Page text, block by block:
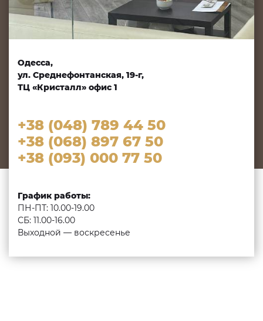
Одесса,
ул. Среднефонтанская, 19-г,
ТЦ «Кристалл» офис 1
+38 (048) 789 44 50
+38 (068) 897 67 50
+38 (093) 000 77 50
График работы:
ПН-ПТ: 10.00-19.00
СБ: 11.00-16.00
Выходной — воскресенье